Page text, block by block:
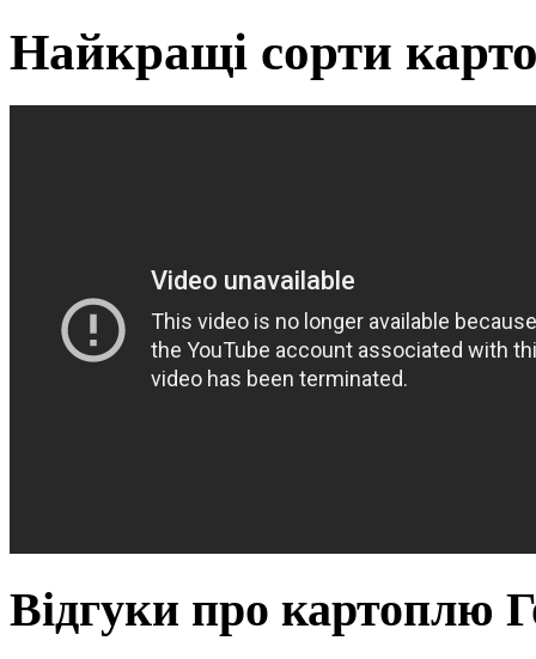
Найкращі сорти
Відгуки про картоплю